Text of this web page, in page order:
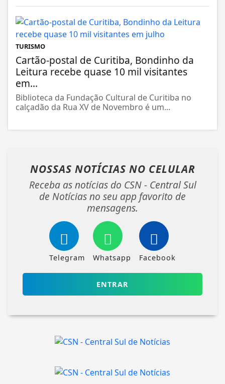
TURISMO
Cartão-postal de Curitiba, Bondinho da
Leitura recebe quase 10 mil visitantes
em...
Biblioteca da Fundação Cultural de Curitiba no
calçadão da Rua XV de Novembro é um...
NOSSAS NOTÍCIAS NO CELULAR
Receba as notícias do CSN - Central Sul
de Notícias no seu app favorito de
mensagens.
Telegram Whatsapp Facebook
ENTRAR